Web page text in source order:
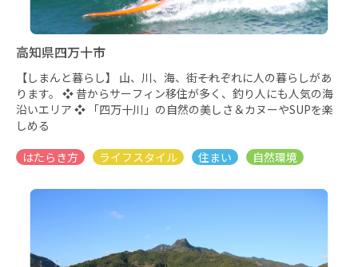
高知県四万十市
【しまんと暮らし】 山、川、海、街――それぞれに人の暮らしがあ
ります。 ❖ 昔からサーフィン移住が多く、釣り人にも人気の海
沿いエリア ❖ 「四万十川」の自然の美しさ＆カヌーやSUPを楽
しめる